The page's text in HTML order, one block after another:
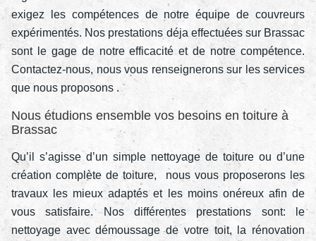
exigez les compétences de notre équipe de couvreurs
expérimentés. Nos prestations déja effectuées sur Brassac
sont le gage de notre efficacité et de notre compétence.
Contactez-nous, nous vous renseignerons sur les services
que nous proposons .
Nous étudions ensemble vos besoins en toiture à
Brassac
Qu’il s’agisse d’un simple nettoyage de toiture ou d’une
création complète de toiture, nous vous proposerons les
travaux les mieux adaptés et les moins onéreux afin de
vous satisfaire. Nos différentes prestations sont: le
nettoyage avec démoussage de votre toit, la rénovation